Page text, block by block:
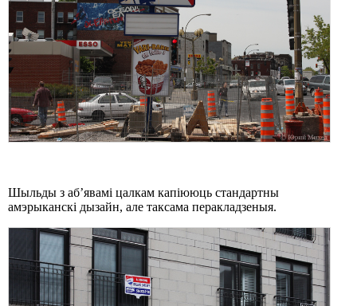
Шыльды з аб’явамі цалкам капіююць стандартны
амэрыканскі дызайн, але таксама перакладзеныя.